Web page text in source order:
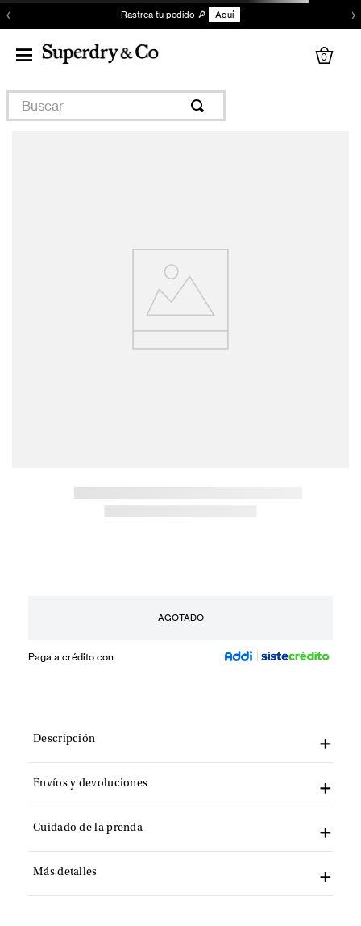
‹ Rastrea tu pedido 🔎 Aquí ›
0
Buscar
AGOTADO
Paga a crédito con
Descripción
Envíos y devoluciones
Cuidado de la prenda
Más detalles